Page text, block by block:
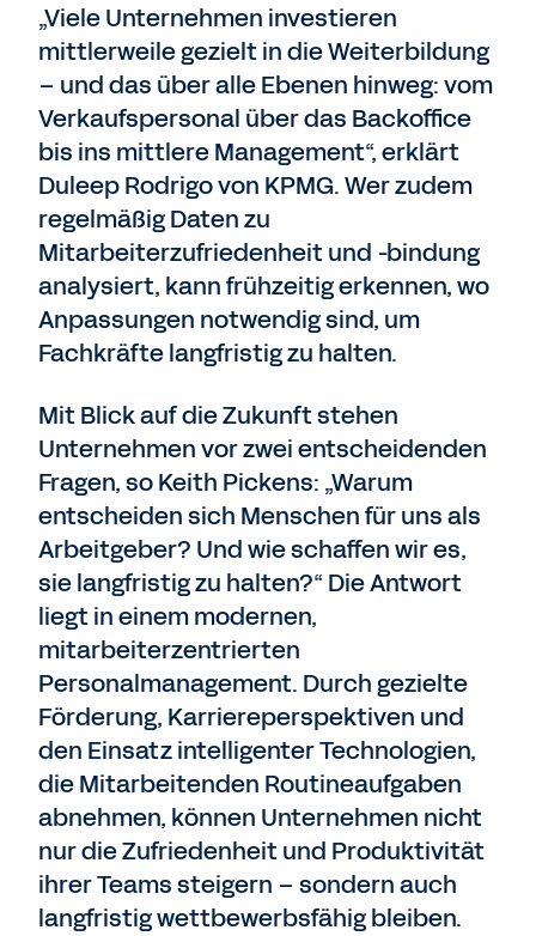
„Viele Unternehmen investieren
mittlerweile gezielt in die Weiterbildung
– und das über alle Ebenen hinweg: vom
Verkaufspersonal über das Backoffice
bis ins mittlere Management“, erklärt
Duleep Rodrigo von KPMG. Wer zudem
regelmäßig Daten zu
Mitarbeiterzufriedenheit und -bindung
analysiert, kann frühzeitig erkennen, wo
Anpassungen notwendig sind, um
Fachkräfte langfristig zu halten.
Mit Blick auf die Zukunft stehen
Unternehmen vor zwei entscheidenden
Fragen, so Keith Pickens: „Warum
entscheiden sich Menschen für uns als
Arbeitgeber? Und wie schaffen wir es,
sie langfristig zu halten?“ Die Antwort
liegt in einem modernen,
mitarbeiterzentrierten
Personalmanagement. Durch gezielte
Förderung, Karriereperspektiven und
den Einsatz intelligenter Technologien,
die Mitarbeitenden Routineaufgaben
abnehmen, können Unternehmen nicht
nur die Zufriedenheit und Produktivität
ihrer Teams steigern – sondern auch
langfristig wettbewerbsfähig bleiben.